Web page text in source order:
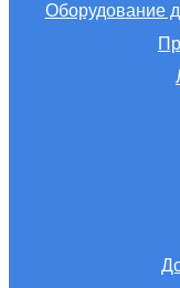
Оборудование